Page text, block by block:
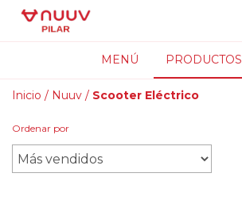
MENÚ PRODUCTOS
Inicio / Nuuv / Scooter Eléctrico
Ordenar por